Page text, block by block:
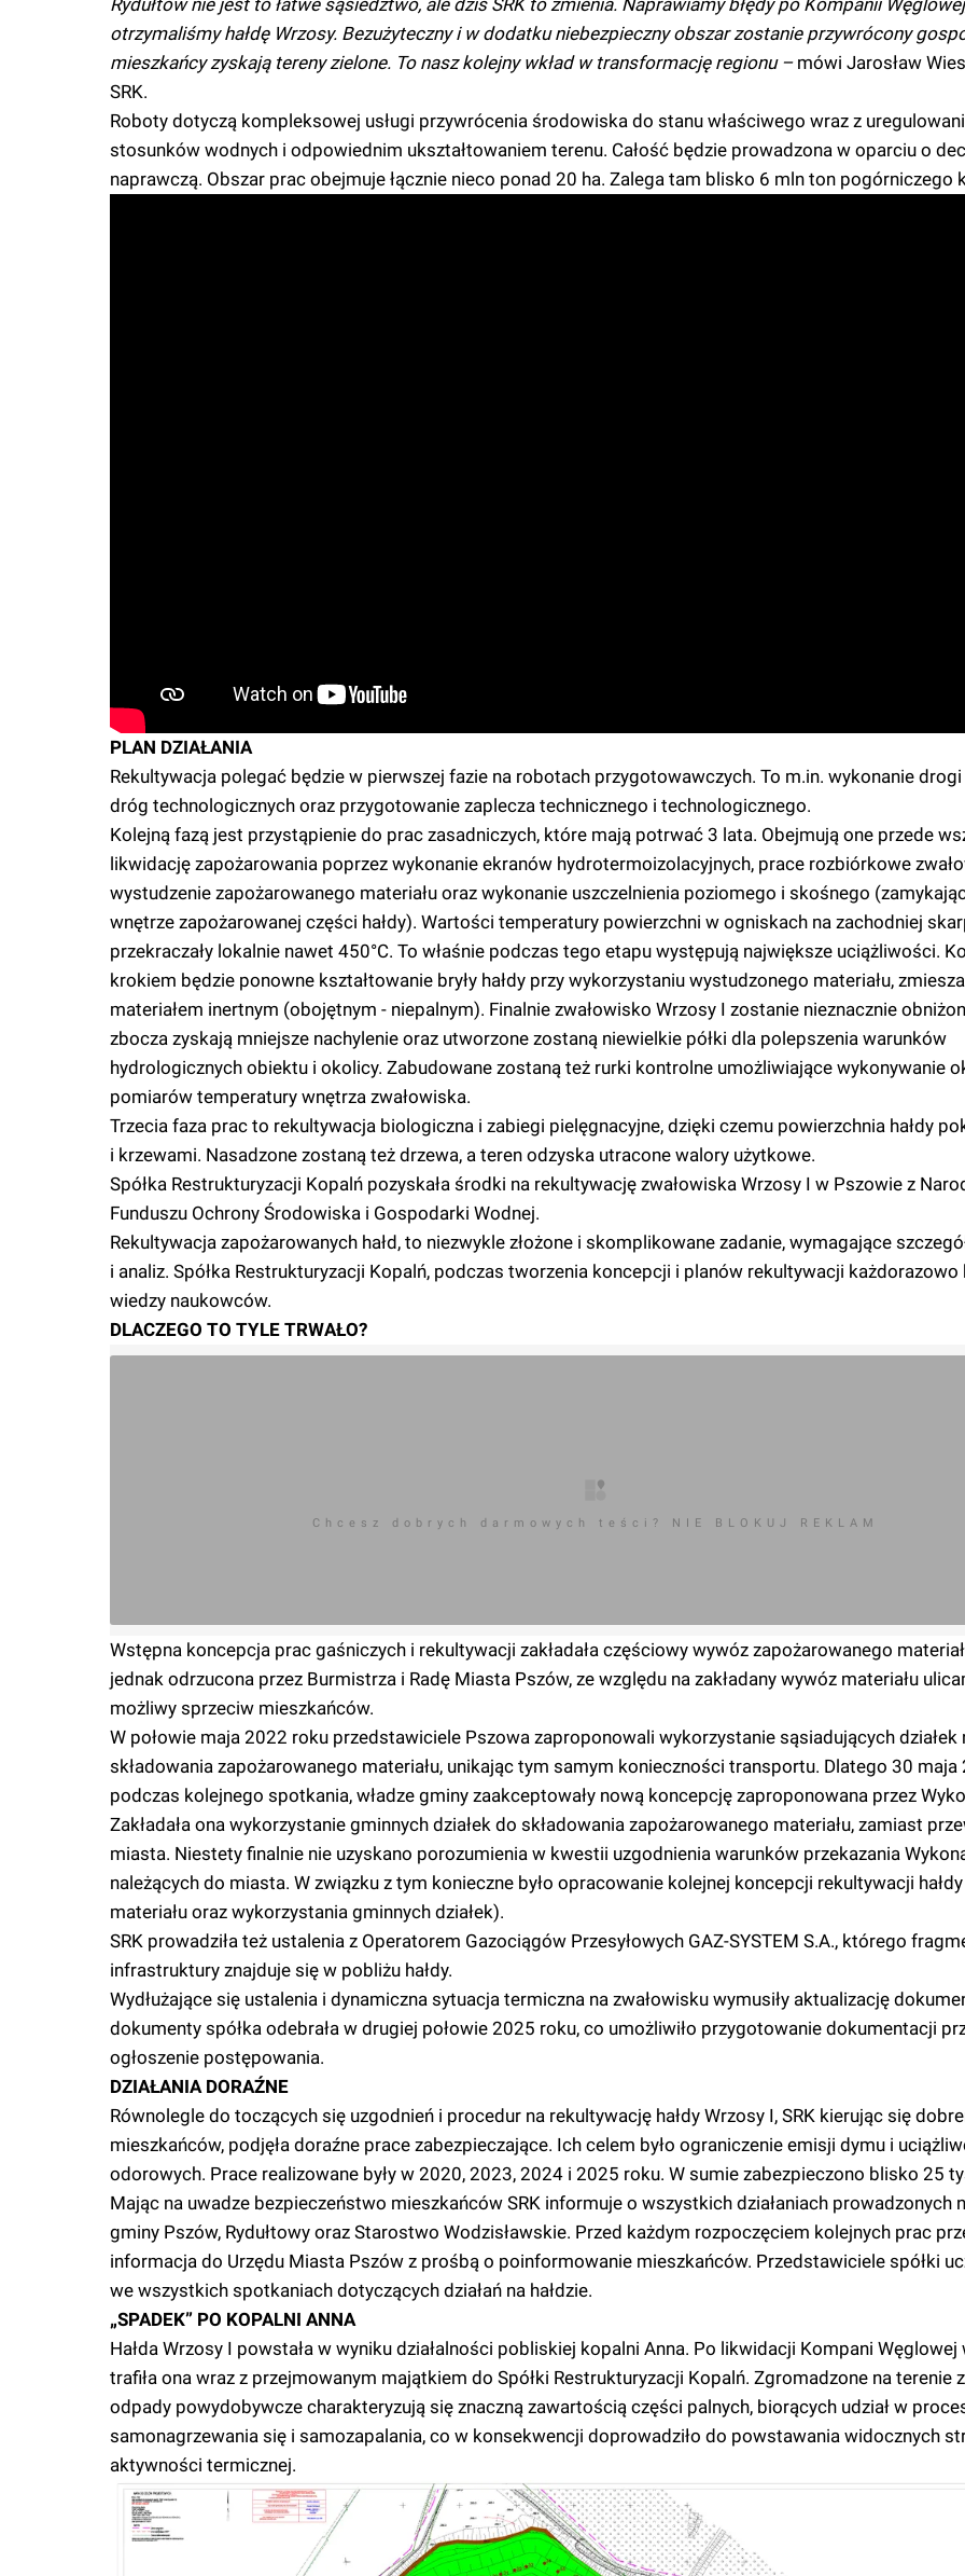
Rydułtów nie jest to łatwe sąsiedztwo, ale dziś SRK to zmienia. Naprawiamy błędy po Kompanii
otrzymaliśmy hałdę Wrzosy. Bezużyteczny i w dodatku niebezpieczny obszar zostanie przywrócony
mieszkańcy zyskają tereny zielone. To nasz kolejny wkład w transformację regionu –mówi Jarosław
SRK.
Roboty dotyczą kompleksowej usługi przywrócenia środowiska do stanu właściwego wraz z
stosunków wodnych i odpowiednim ukształtowaniem terenu. Całość będzie prowadzona w oparciu o
naprawczą. Obszar prac obejmuje łącznie nieco ponad 20 ha. Zalega tam blisko 6 mln ton pogórniczego
PLAN DZIAŁANIA
Rekultywacja polegać będzie w pierwszej fazie na robotach przygotowawczych. To m.in. wykonanie
dróg technologicznych oraz przygotowanie zaplecza technicznego i technologicznego.
Kolejną fazą jest przystąpienie do prac zasadniczych, które mają potrwać 3 lata. Obejmują one przede
likwidację zapożarowania poprzez wykonanie ekranów hydrotermoizolacyjnych, prace rozbiórkowe
wystudzenie zapożarowanego materiału oraz wykonanie uszczelnienia poziomego i skośnego
wnętrze zapożarowanej części hałdy). Wartości temperatury powierzchni w ogniskach na zachodniej
przekraczały lokalnie nawet 450°C. To właśnie podczas tego etapu występują największe uciążliwości.
krokiem będzie ponowne kształtowanie bryły hałdy przy wykorzystaniu wystudzonego materiału,
materiałem inertnym (obojętnym - niepalnym). Finalnie zwałowisko Wrzosy I zostanie nieznacznie
zbocza zyskają mniejsze nachylenie oraz utworzone zostaną niewielkie półki dla polepszenia warunków
hydrologicznych obiektu i okolicy. Zabudowane zostaną też rurki kontrolne umożliwiające wykonywanie
pomiarów temperatury wnętrza zwałowiska.
Trzecia faza prac to rekultywacja biologiczna i zabiegi pielęgnacyjne, dzięki czemu powierzchnia hałdy
i krzewami. Nasadzone zostaną też drzewa, a teren odzyska utracone walory użytkowe.
Spółka Restrukturyzacji Kopalń pozyskała środki na rekultywację zwałowiska Wrzosy I w Pszowie z
Funduszu Ochrony Środowiska i Gospodarki Wodnej.
Rekultywacja zapożarowanych hałd, to niezwykle złożone i skomplikowane zadanie, wymagające
i analiz. Spółka Restrukturyzacji Kopalń, podczas tworzenia koncepcji i planów rekultywacji każdorazowo
wiedzy naukowców.
DLACZEGO TO TYLE TRWAŁO?
Chcesz dobrych darmowych teści? NIE BLOKUJ REKLAM
Wstępna koncepcja prac gaśniczych i rekultywacji zakładała częściowy wywóz zapożarowanego
jednak odrzucona przez Burmistrza i Radę Miasta Pszów, ze względu na zakładany wywóz materiału
możliwy sprzeciw mieszkańców.
W połowie maja 2022 roku przedstawiciele Pszowa zaproponowali wykorzystanie sąsiadujących działek
składowania zapożarowanego materiału, unikając tym samym konieczności transportu. Dlatego 30 maja
podczas kolejnego spotkania, władze gminy zaakceptowały nową koncepcję zaproponowana przez
Zakładała ona wykorzystanie gminnych działek do składowania zapożarowanego materiału, zamiast
miasta. Niestety finalnie nie uzyskano porozumienia w kwestii uzgodnienia warunków przekazania
należących do miasta. W związku z tym konieczne było opracowanie kolejnej koncepcji rekultywacji
materiału oraz wykorzystania gminnych działek).
SRK prowadziła też ustalenia z Operatorem Gazociągów Przesyłowych GAZ-SYSTEM S.A., którego
infrastruktury znajduje się w pobliżu hałdy.
Wydłużające się ustalenia i dynamiczna sytuacja termiczna na zwałowisku wymusiły aktualizację
dokumenty spółka odebrała w drugiej połowie 2025 roku, co umożliwiło przygotowanie dokumentacji
ogłoszenie postępowania.
DZIAŁANIA DORAŹNE
Równolegle do toczących się uzgodnień i procedur na rekultywację hałdy Wrzosy I, SRK kierując się
mieszkańców, podjęła doraźne prace zabezpieczające. Ich celem było ograniczenie emisji dymu i
odorowych. Prace realizowane były w 2020, 2023, 2024 i 2025 roku. W sumie zabezpieczono blisko 25
Mając na uwadze bezpieczeństwo mieszkańców SRK informuje o wszystkich działaniach prowadzonych
gminy Pszów, Rydułtowy oraz Starostwo Wodzisławskie. Przed każdym rozpoczęciem kolejnych prac
informacja do Urzędu Miasta Pszów z prośbą o poinformowanie mieszkańców. Przedstawiciele spółki
we wszystkich spotkaniach dotyczących działań na hałdzie.
„SPADEK” PO KOPALNI ANNA
Hałda Wrzosy I powstała w wyniku działalności pobliskiej kopalni Anna. Po likwidacji Kompani
trafiła ona wraz z przejmowanym majątkiem do Spółki Restrukturyzacji Kopalń. Zgromadzone na terenie
odpady powydobywcze charakteryzują się znaczną zawartością części palnych, biorących udział w
samonagrzewania się i samozapalania, co w konsekwencji doprowadziło do powstawania widocznych
aktywności termicznej.